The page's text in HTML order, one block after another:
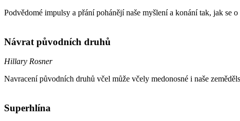
Podvědomé impulsy a přání pohánějí naše myšlení a konání tak, jak se
Návrat původních druhů
Hillary Rosner
Navracení původních druhů včel může včely medonosné i naše
Superhlína